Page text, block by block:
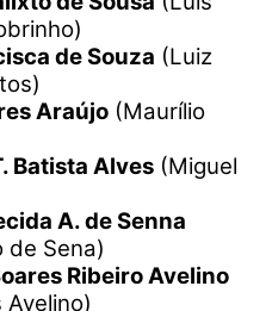
de Souza (Luiz
Araújo (Maurílio
Batista Alves (Miguel
A. de Senna
de Sena)
Ribeiro Avelino
Avelino)